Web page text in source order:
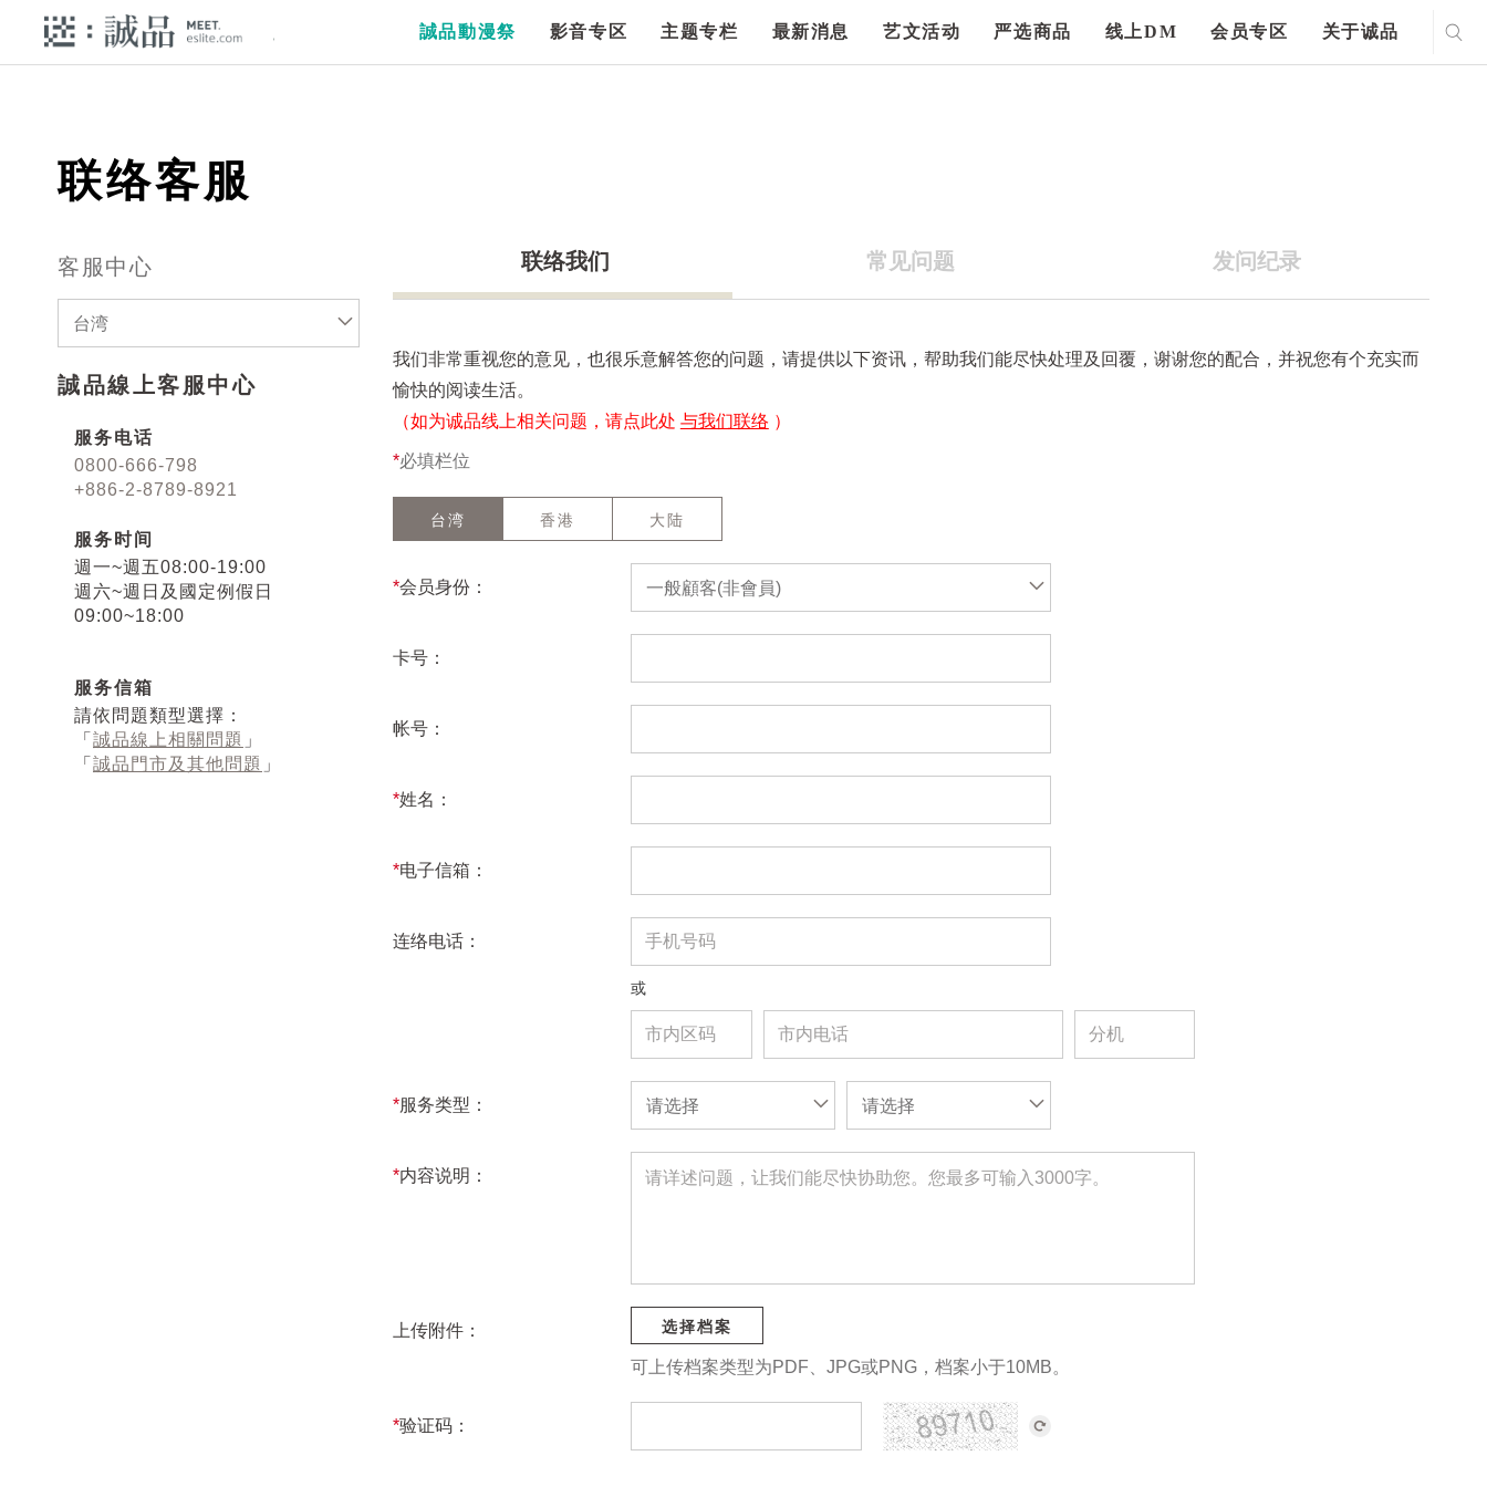
誠品動漫祭 影音专区 主题专栏 最新消息 艺文活动 严选商品 线上DM 会员专区 关于诚品
联络客服
客服中心
台湾
誠品線上客服中心
服务电话
0800-666-798
+886-2-8789-8921
服务时间
週一~週五08:00-19:00
週六~週日及國定例假日
09:00~18:00
服务信箱
請依問題類型選擇：
「 誠品線上相關問題 」
「 誠品門市及其他問題 」
联络我们 常见问题 发问纪录
我们非常重视您的意见，也很乐意解答您的问题，请提供以下资讯，帮助我们能尽快处理及回覆，谢谢您的配合，并祝您有个充实而
愉快的阅读生活。
（如为诚品线上相关问题，请点此处 与我们联络 ）
*必填栏位
台湾 香港 大陆
*会员身份： 一般顧客(非會員)
卡号：
帐号：
*姓名：
*电子信箱：
连络电话：
或
*服务类型： 请选择 请选择
*内容说明：
上传附件： 选择档案
可上传档案类型为PDF、JPG或PNG，档案小于10MB。
*验证码：